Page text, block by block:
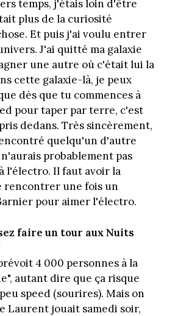
temps, j'étais loin d'être
plus de la curiosité
Et puis j'ai voulu entrer
J'ai quitté ma galaxie
une autre où c'était lui la
cette galaxie-là, je peux
dès que tu commences à
pour taper par terre, c'est
dedans. Très sincèrement,
quelqu'un d'autre
probablement pas
l'électro. Il faut avoir la
rencontrer une fois un
pour aimer l'électro.
faire un tour aux Nuits
4 000 personnes à la
autant dire que ça risque
speed (sourires). Mais on
Laurent jouait samedi soir,